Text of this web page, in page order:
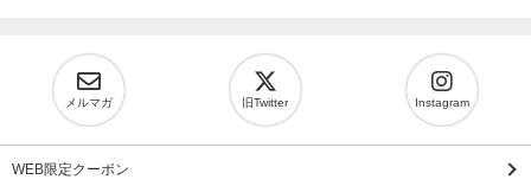
メルマガ 旧Twitter Instagram
WEB限定クーポン